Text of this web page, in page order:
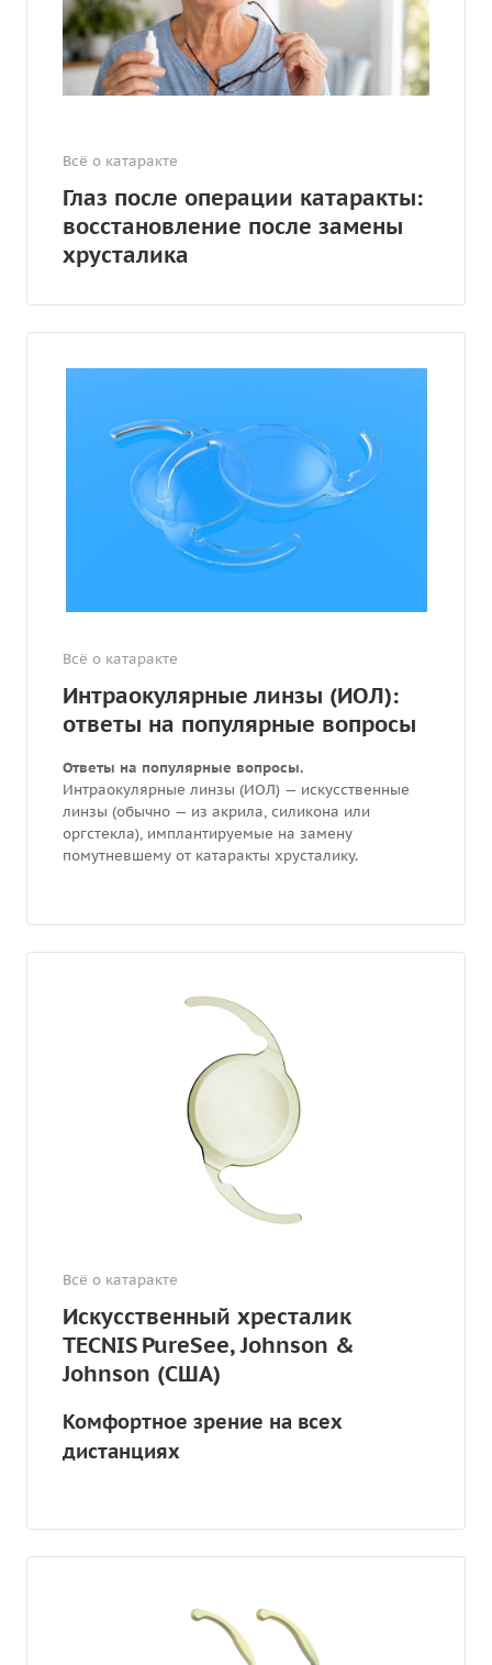
Всё о катаракте
Глаз после операции катаракты:
восстановление после замены
хрусталика
Всё о катаракте
Интраокулярные линзы (ИОЛ):
ответы на популярные вопросы
Ответы на популярные вопросы.
Интраокулярные линзы (ИОЛ) — искусственные
линзы (обычно — из акрила, силикона или
оргстекла), имплантируемые на замену
помутневшему от катаракты хрусталику.
Всё о катаракте
Искусственный хресталик
TECNIS PureSee, Johnson &
Johnson (США)
Комфортное зрение на всех
дистанциях